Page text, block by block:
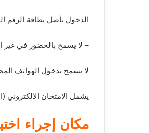
الدخول بأصل بطاقة الرقم
– لا يسمح بالحضور في غير
لا يسمح بدخول الهواتف
يشمل الامتحان الإلكتروني
مكان إجراء